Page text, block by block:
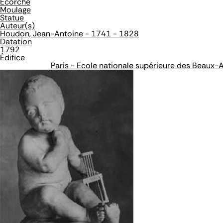
Moulage
Statue
Auteur(s)
Houdon, Jean-Antoine - 1741 - 1828
Datation
1792
Édifice
Paris - Ecole nationale supérieure des Beaux-